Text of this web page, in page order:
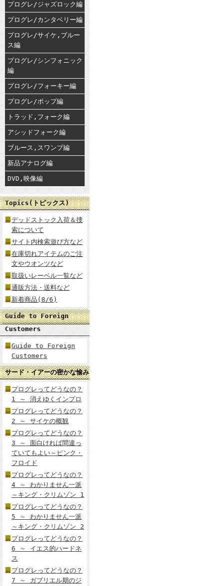
プログレ/ジャズロック編
プログレ/カンタベリー編
プログレ/サイケ,ブルー
ス編
プログレ/シンフォニック
編
プログレ/フォーキー編
プログレ/ポップ編
トラッド,フォーク編
アシッドフォーク編
ブルース,スワンプ編
新品アナログ編
DVD,映像編
Topics(トピックス)
デッドストック入荷＆捜
索について
サイト内検索遊び方など
在庫切れアイテムのご注
文やウオンツなど
取扱いレーベル一覧など
通販方法・送料など
新着商品(8/6)
Guide to Foreign
Customers
Guide to Foreign
Customers
サード・イアーの密かな愉み
プログレってどうなの？
1 ～ 消えゆくインプロ
プログレってどうなの？
2 ～ サイケの概観
プログレってどうなの？
3 ～ 面白ければ間違っ
ていてもよい～ピンク・
フロイド
プログレってどうなの？
4 ～ わかりません一派
～キング・クリムゾン 1
プログレってどうなの？
5 ～ わかりません一派
～キング・クリムゾン 2
プログレってどうなの？
6 ～ イエス的ハードネ
ス
プログレってどうなの？
7 ～ ガブリエル期のジ